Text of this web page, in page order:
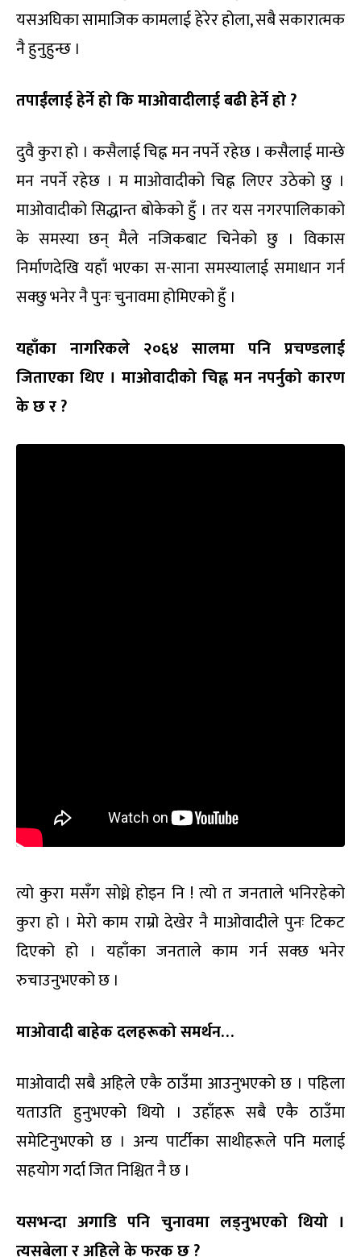
यसअघिका सामाजिक कामलाई हेरेर होला, सबै सकारात्मक
नै हुनुहुन्छ ।
तपाईंलाई हेर्ने हो कि माओवादीलाई बढी हेर्ने हो ?
दुवै कुरा हो । कसैलाई चिह्न मन नपर्ने रहेछ । कसैलाई मान्छे
मन नपर्ने रहेछ । म माओवादीको चिह्न लिएर उठेको छु ।
माओवादीको सिद्धान्त बोकेको हुँ । तर यस नगरपालिकाको
के समस्या छन् मैले नजिकबाट चिनेको छु । विकास
निर्माणदेखि यहाँ भएका स-साना समस्यालाई समाधान गर्न
सक्छु भनेर नै पुनः चुनावमा होमिएको हुँ ।
यहाँका नागरिकले २०६४ सालमा पनि प्रचण्डलाई
जिताएका थिए । माओवादीको चिह्न मन नपर्नुको कारण
के छ र ?
त्यो कुरा मसँग सोध्ने होइन नि ! त्यो त जनताले भनिरहेको
कुरा हो । मेरो काम राम्रो देखेर नै माओवादीले पुनः टिकट
दिएको हो । यहाँका जनताले काम गर्न सक्छ भनेर
रुचाउनुभएको छ ।
माओवादी बाहेक दलहरूको समर्थन…
माओवादी सबै अहिले एकै ठाउँमा आउनुभएको छ । पहिला
यताउति हुनुभएको थियो । उहाँहरू सबै एकै ठाउँमा
समेटिनुभएको छ । अन्य पार्टीका साथीहरूले पनि मलाई
सहयोग गर्दा जित निश्चित नै छ ।
यसभन्दा अगाडि पनि चुनावमा लड्नुभएको थियो ।
त्यसबेला र अहिले के फरक छ ?